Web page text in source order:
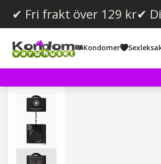
✔ Fri frakt över 129 kr✔
Kondomer